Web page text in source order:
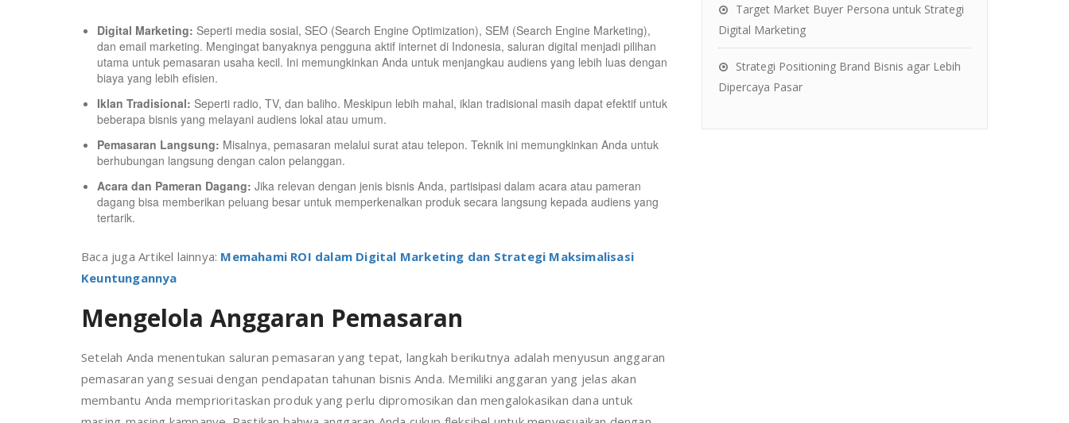
Digital Marketing: Seperti media sosial, SEO (Search Engine Optimization), SEM (Search Engine Marketing),
dan email marketing. Mengingat banyaknya pengguna aktif internet di Indonesia, saluran digital menjadi pilihan
utama untuk pemasaran usaha kecil. Ini memungkinkan Anda untuk menjangkau audiens yang lebih luas dengan
biaya yang lebih efisien.
Iklan Tradisional: Seperti radio, TV, dan baliho. Meskipun lebih mahal, iklan tradisional masih dapat efektif untuk
beberapa bisnis yang melayani audiens lokal atau umum.
Pemasaran Langsung: Misalnya, pemasaran melalui surat atau telepon. Teknik ini memungkinkan Anda untuk
berhubungan langsung dengan calon pelanggan.
Acara dan Pameran Dagang: Jika relevan dengan jenis bisnis Anda, partisipasi dalam acara atau pameran
dagang bisa memberikan peluang besar untuk memperkenalkan produk secara langsung kepada audiens yang
tertarik.
Baca juga Artikel lainnya: Memahami ROI dalam Digital Marketing dan Strategi Maksimalisasi
Keuntungannya
Mengelola Anggaran Pemasaran
Setelah Anda menentukan saluran pemasaran yang tepat, langkah berikutnya adalah menyusun anggaran
pemasaran yang sesuai dengan pendapatan tahunan bisnis Anda. Memiliki anggaran yang jelas akan
membantu Anda memprioritaskan produk yang perlu dipromosikan dan mengalokasikan dana untuk
Target Market Buyer Persona untuk Strategi
Digital Marketing
Strategi Positioning Brand Bisnis agar Lebih
Dipercaya Pasar